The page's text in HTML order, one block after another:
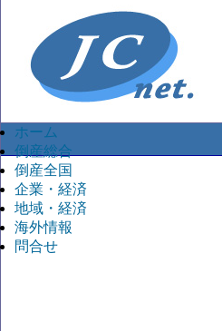
ホーム
倒産総合
倒産全国
企業・経済
地域・経済
海外情報
問合せ